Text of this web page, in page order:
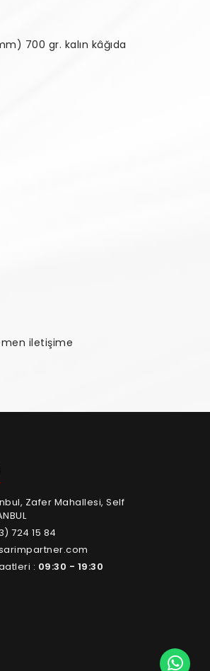
700 gr. kalın kâğıda
iletişime
Zafer Mahallesi, Self
724 15 84
: 09:30 - 19:30